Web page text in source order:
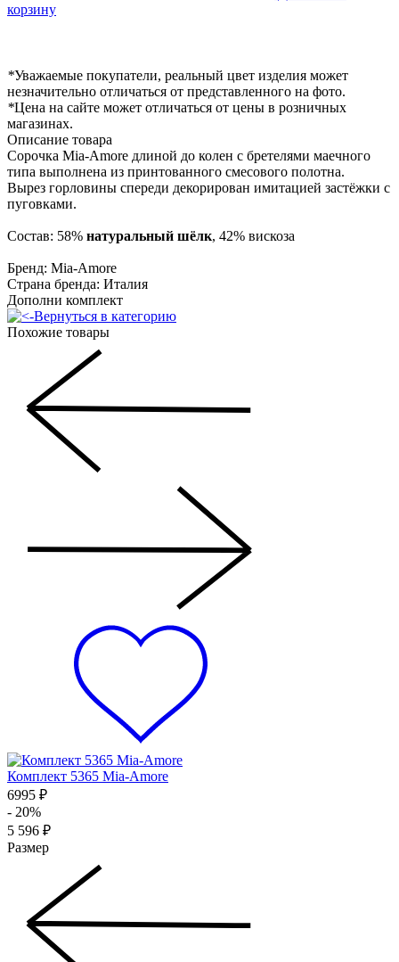
корзину
*Уважаемые покупатели, реальный цвет изделия может
незначительно отличаться от представленного на фото.
*Цена на сайте может отличаться от цены в розничных
магазинах.
Описание товара
Сорочка Mia-Amore длиной до колен с бретелями маечного
типа выполнена из принтованного смесового полотна.
Вырез горловины спереди декорирован имитацией застёжки с
пуговками.
Состав: 58% натуральный шёлк, 42% вискоза
Бренд: Mia-Amore
Страна бренда: Италия
Дополни комплект
Вернуться в категорию
Похожие товары
Комплект 5365 Mia-Amore
6995 ₽
- 20%
5 596 ₽
Размер